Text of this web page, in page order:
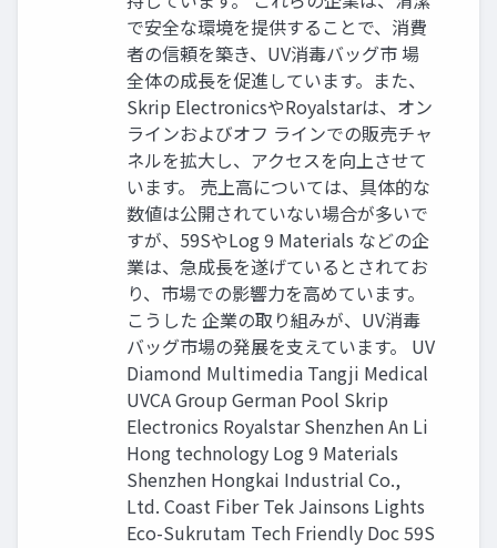
で安全な環境を提供することで、消費
者の信頼を築き、UV消毒バッグ市 場
全体の成長を促進しています。また、
Skrip ElectronicsやRoyalstarは、オン
ラインおよびオフ ラインでの販売チャ
ネルを拡大し、アクセスを向上させて
います。 売上高については、具体的な
数値は公開されていない場合が多いで
すが、59SやLog 9 Materials などの企
業は、急成長を遂げているとされてお
り、市場での影響力を高めています。
こうした 企業の取り組みが、UV消毒
バッグ市場の発展を支えています。 UV
Diamond Multimedia Tangji Medical
UVCA Group German Pool Skrip
Electronics Royalstar Shenzhen An Li
Hong technology Log 9 Materials
Shenzhen Hongkai Industrial Co.,
Ltd. Coast Fiber Tek Jainsons Lights
Eco-Sukrutam Tech Friendly Doc 59S